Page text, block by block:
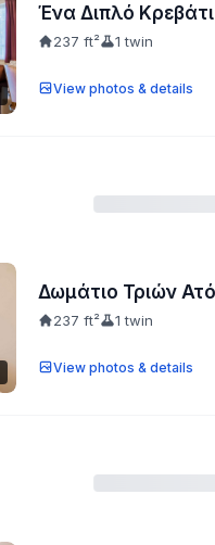
Ένα Διπλό
237 ft² 1 twin
View photos & details
Δωμάτιο Τριών
237 ft² 1 twin
View photos & details